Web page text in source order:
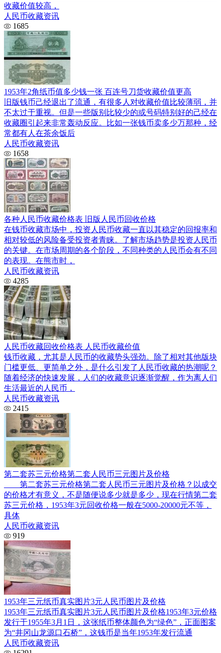
收藏价值较高，
人民币收藏资讯
1685
1953年2角纸币值多少钱一张 百连号刀货收藏价值更高
旧版钱币己经退出了流通，有很多人对收藏价值比较薄弱，并
不太过于重视。但是一些版别比较少的或号码特别好的己经在
收藏圈引起来非常轰动反应。比如一张钱币卖多少万那种，经
常都有人在茶余饭后
人民币收藏资讯
1658
各种人民币收藏价格表 旧版人民币回收价格
在钱币收藏市场中，投资人民币收藏一直以其稳定的回报率和
相对较低的风险备受投资者青睐。了解市场趋势是投资人民币
的关键。在市场周期的各个阶段，不同种类的人民币会有不同
的表现。在熊市时，
人民币收藏资讯
4285
人民币收藏回收价格表 人民币收藏价值
钱币收藏，尤其是人民币的收藏势头强劲。除了相对其他版块
门槛更低、更简单之外，是什么引发了人民币收藏的热潮呢？
随着经济的快速发展，人们的收藏意识逐渐觉醒，作为离人们
生活最近的人民币，
人民币收藏资讯
2415
第二套苏三元价格第二套人民币三元图片及价格
第二套苏三元价格第二套人民币三元图片及价格？以成交
的价格才有意义，不是随便说多少就是多少，现在行情第二套
苏三元价格，1953年3元回收价格一般在5000-20000元不等，
具体
人民币收藏资讯
919
1953年三元纸币真实图片3元人民币图片及价格
1953年三元纸币真实图片3元人民币图片及价格1953年3元价格
发行于1955年3月1日，这张纸币整体颜色为“绿色”，正面图案
为“井冈山龙源口石桥”，这钱币是当年1953年发行流通
人民币收藏资讯